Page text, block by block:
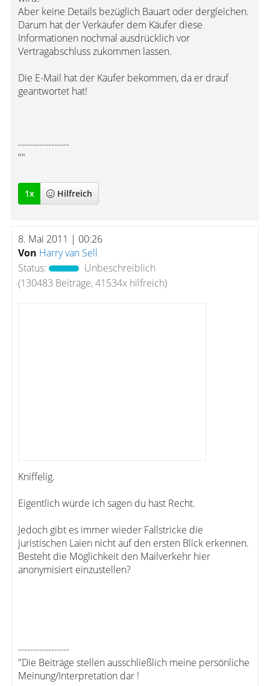
Aber keine Details bezüglich Bauart oder dergleichen.
Darum hat der Verkäufer dem Käufer diese
Informationen nochmal ausdrücklich vor
Vertragabschluss zukommen lassen.
Die E-Mail hat der Käufer bekommen, da er drauf
geantwortet hat!
-----------------
""
1x Hilfreich
8. Mai 2011 | 00:26
Von Harry van Sell
Status:
Unbeschreiblich
(130483 Beiträge, 41534x hilfreich)
Kniffelig.
Eigentlich würde ich sagen du hast Recht.
Jedoch gibt es immer wieder Fallstricke die
juristischen Laien nicht auf den ersten Blick erkennen.
Besteht die Möglichkeit den Mailverkehr hier
anonymisiert einzustellen?
-----------------
"Die Beiträge stellen ausschließlich meine persönliche
Meinung/Interpretation dar !